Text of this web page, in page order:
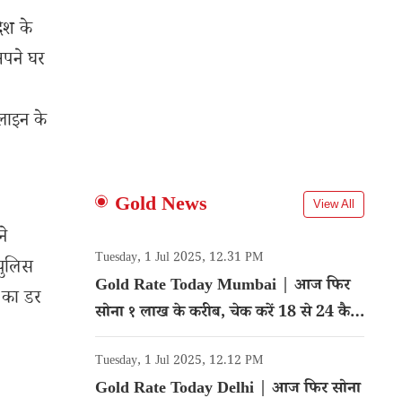
के
घर
के
डर
Gold News View All
Tuesday, 1 Jul 2025, 12.31 PM
Gold Rate Today Mumbai | आज फिर
सोना १ लाख के करीब, चेक करें 18 से 24 कैरेट
गोल्ड का रेट
Tuesday, 1 Jul 2025, 12.12 PM
Gold Rate Today Delhi | आज फिर सोना